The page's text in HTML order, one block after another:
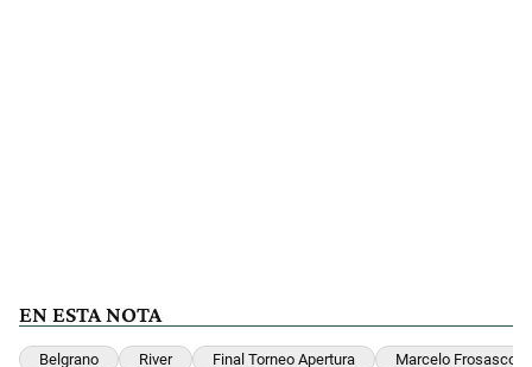
EN ESTA NOTA
Belgrano River Final Torneo Apertura Marcelo Frosasco